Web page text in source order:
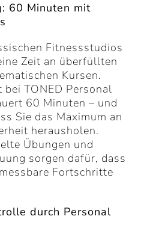
60 Minuten mit
Fitnessstudios
Zeit an überfüllten
Kursen.
bei TONED Personal
60 Minuten – und
Sie das Maximum an
herausholen.
Übungen und
sorgen dafür, dass
Fortschritte
durch Personal